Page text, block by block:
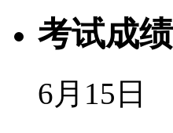
考试成绩
6月15日